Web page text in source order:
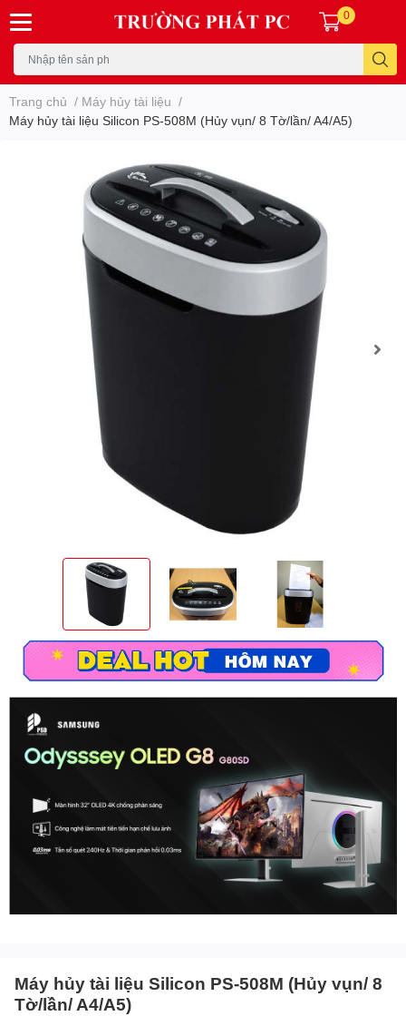
0
Trang chủ / Máy hủy tài liệu /
Máy hủy tài liệu Silicon PS-508M (Hủy vụn/ 8 Tờ/lần/ A4/A5)
Máy hủy tài liệu Silicon PS-508M (Hủy vụn/ 8
Tờ/lần/ A4/A5)